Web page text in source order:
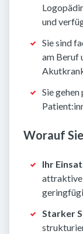
und
Sie sind
am Beruf
Sie
Worauf
Ihr
attraktive
Starker